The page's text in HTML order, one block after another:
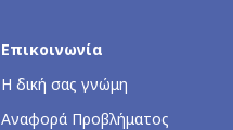
Επικοινωνία
Η δική σας γνώμη
Αναφορά Προβλήματος